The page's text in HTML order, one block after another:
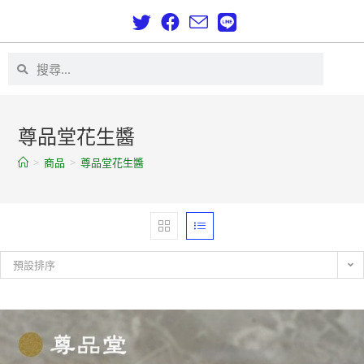
尊品堂花生醬
> 商品 > 尊品堂花生醬
預設排序